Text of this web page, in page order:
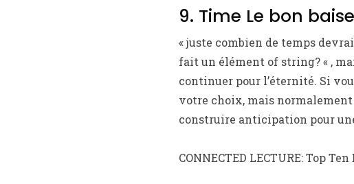
9. Time Le bon
« juste combien de temps
fait un élément of string? « ,
continuer pour l’éternité. Si
votre choix, mais
construire anticipation pour
CONNECTED LECTURE: Top